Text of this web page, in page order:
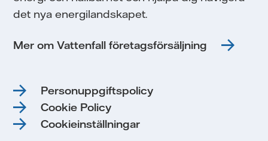
det nya energilandskapet.
Mer om Vattenfall företagsförsäljning
Personuppgiftspolicy
Cookie Policy
Cookieinställningar